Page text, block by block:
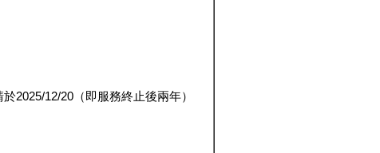
2025/12/20（即服務終止後兩年）